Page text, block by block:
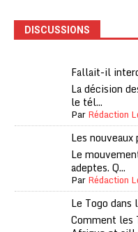
DISCUSSIONS
Fallait-il
La décision
le tél...
ParRédaction
Les nouveaux
Le
adeptes. Q...
ParRédaction
Le Togo dans
Comment les